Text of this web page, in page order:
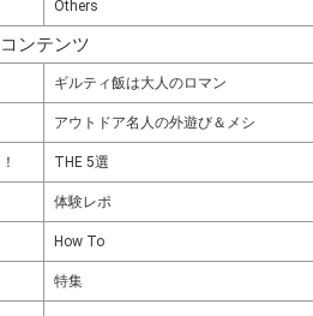
Others
コンテンツ
ギルティ飯は大人のロマン
アウトドア名人の外遊び＆メシ
THE 5選
体験レポ
How To
特集